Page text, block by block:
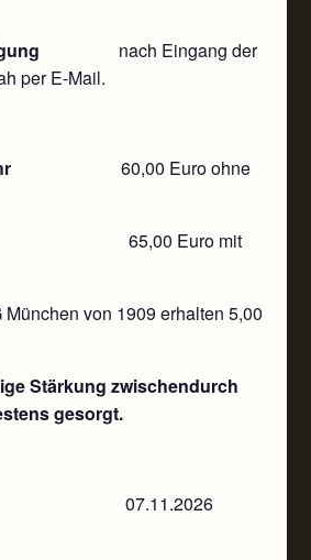
nach Eingang der
per E-Mail.
60,00 Euro ohne
65,00 Euro mit
München von 1909 erhalten 5,00
Stärkung zwischendurch
gesorgt.
07.11.2026